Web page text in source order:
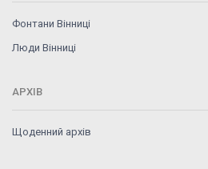
Фонтани Вінниці
Люди Вінниці
АРХІВ
Щоденний архів